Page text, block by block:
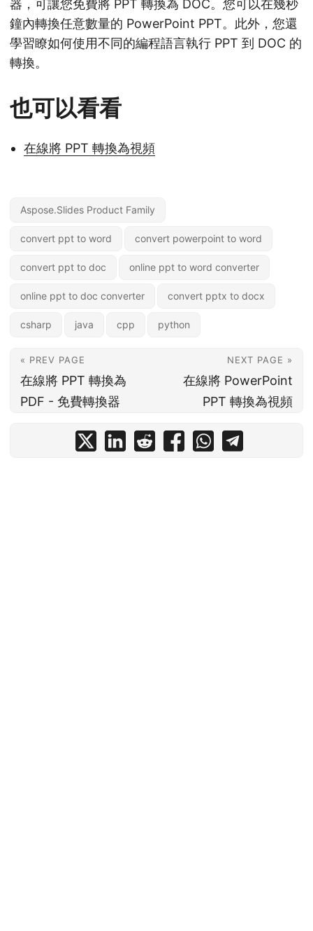
器，可讓您免費將 PPT 轉換為 DOC。您可以在幾秒
鐘內轉換任意數量的 PowerPoint PPT。此外，您還
學習瞭如何使用不同的編程語言執行 PPT 到 DOC 的
轉換。
也可以看看
在線將 PPT 轉換為視頻
Aspose.Slides Product Family
convert ppt to word convert powerpoint to word
convert ppt to doc online ppt to word converter
online ppt to doc converter convert pptx to docx
csharp java cpp python
« PREV PAGE
在線將 PPT 轉換為
PDF - 免費轉換器
NEXT PAGE »
在線將 PowerPoint
PPT 轉換為視頻